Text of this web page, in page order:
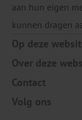
aan hun eigen
kunnen dragen
Op deze
Over deze
Contact
Volg ons